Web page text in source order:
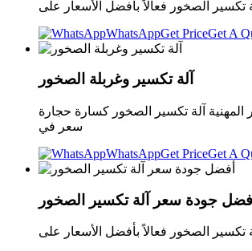
WhatsAppGet PriceGet A
آلة تكسير وغربلة الصخور
آلة تكسير الصخور كسارة حجارة
سعر في
WhatsAppGet PriceGet A
أفضل جودة سعر آلة تكسير الصخور